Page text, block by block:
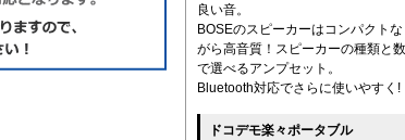
良い音。
BOSEのスピーカーはコンパクトな
がら高音質！スピーカーの種類と数
で選べるアンプセット。
Bluetooth対応でさらに使いやすく!
ドコデモ楽々ポータブル